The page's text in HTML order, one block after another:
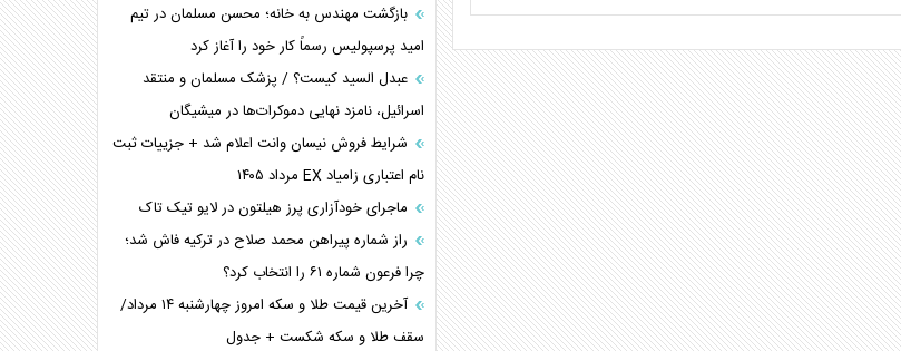
متن و حاشیه سفر نتانیاهو به آمریکا
بازگشت مهندس به خانه؛ محسن مسلمان در تیم
امید پرسپولیس رسماً کار خود را آغاز کرد
عبدل السید کیست؟ / پزشک مسلمان و منتقد
اسرائیل، نامزد نهایی دموکرات‌ها در میشیگان
شرایط فروش نیسان وانت اعلام شد + جزییات ثبت
نام اعتباری زامیاد EX مرداد ۱۴۰۵
ماجرای خودآزاری پرز هیلتون در لایو تیک تاک
راز شماره پیراهن محمد صلاح در ترکیه فاش شد؛
چرا فرعون شماره ۶۱ را انتخاب کرد؟
آخرین قیمت طلا و سکه امروز چهارشنبه ۱۴ مرداد/
سقف طلا و سکه شکست + جدول